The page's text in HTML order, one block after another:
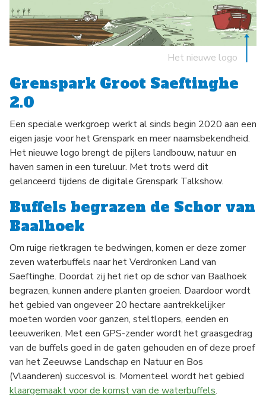
Het nieuwe logo
Grenspark Groot Saeftinghe
2.0
Een speciale werkgroep werkt al sinds begin 2020 aan een
eigen jasje voor het Grenspark en meer naamsbekendheid.
Het nieuwe logo brengt de pijlers landbouw, natuur en
haven samen in een tureluur. Met trots werd dit
gelanceerd tijdens de digitale Grenspark Talkshow.
Buffels begrazen de Schor van
Baalhoek
Om ruige rietkragen te bedwingen, komen er deze zomer
zeven waterbuffels naar het Verdronken Land van
Saeftinghe. Doordat zij het riet op de schor van Baalhoek
begrazen, kunnen andere planten groeien. Daardoor wordt
het gebied van ongeveer 20 hectare aantrekkelijker
moeten worden voor ganzen, steltlopers, eenden en
leeuweriken. Met een GPS-zender wordt het graasgedrag
van de buffels goed in de gaten gehouden en of deze proef
van het Zeeuwse Landschap en Natuur en Bos
(Vlaanderen) succesvol is. Momenteel wordt het gebied
klaargemaakt voor de komst van de waterbuffels.